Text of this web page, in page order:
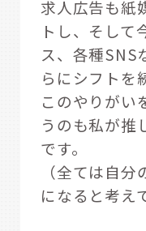
求人広告も紙
トし、そし
ス、各種SNS
らにシフトを
このやりがい
うのも私が推
です。
（全ては自
になると考え